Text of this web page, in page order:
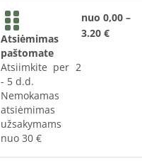
Atsiėmimas
paštomate
Atsiimkite per 2
- 5 d.d.
Nemokamas
atsiėmimas
užsakymams
nuo 30 €
nuo 0,00 –
3.20 €